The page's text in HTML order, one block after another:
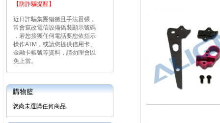
【防詐騙提醒】
近日詐騙集團猖獗且手法囂張，
常會竄改電信設備偽裝顯示號碼
，若您接獲任何電話要您依指示
操作ATM，或請您提供信用卡、
金融卡帳號等資料，請勿理會以
免上當。
購物籃
您尚未選購任何商品.